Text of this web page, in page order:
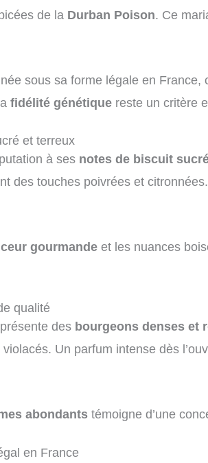
de la Durban Poison. Ce
sous sa forme légale en
fidélité génétique reste un critère
et terreux
à ses notes de biscuit
des touches poivrées et
gourmande et les nuances
qualité
des bourgeons denses et
Un parfum intense dès
abondants témoigne d’une
en France